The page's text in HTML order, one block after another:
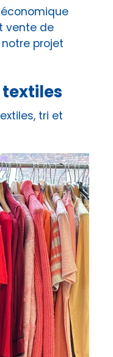
vente de
projet
textiles
tri et